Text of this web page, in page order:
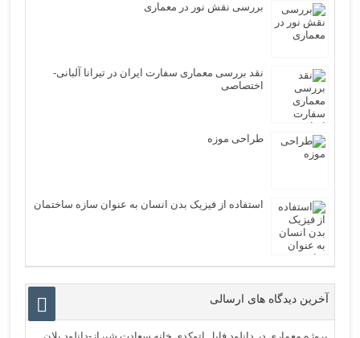
بررسی نقش نور در معماری
نقد بررسی معماری سفارت ایران در تیرانا آلبانی-
اختصاصی
طراحی موزه
استفاده از فیزیک بدن انسان به عنوان سازه ساختمان
آخرین دیدگاه های ارسالی